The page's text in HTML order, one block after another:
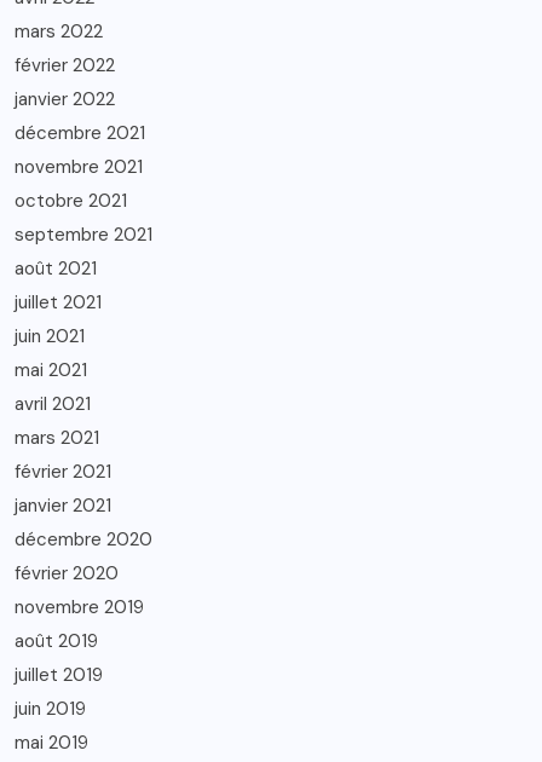
mars 2022
février 2022
janvier 2022
décembre 2021
novembre 2021
octobre 2021
septembre 2021
août 2021
juillet 2021
juin 2021
mai 2021
avril 2021
mars 2021
février 2021
janvier 2021
décembre 2020
février 2020
novembre 2019
août 2019
juillet 2019
juin 2019
mai 2019